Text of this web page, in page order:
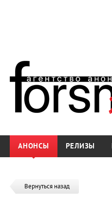
АНОНСЫ РЕЛИЗЫ
Вернуться назад